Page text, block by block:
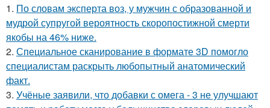
1. По словам эксперта воз, у мужчин с образованной и
мудрой супругой вероятность скоропостижной смерти
якобы на 46% ниже.
2. Специальное сканирование в формате 3D помогло
специалистам раскрыть любопытный анатомический
факт.
3. Учёные заявили, что добавки с омега - 3 не улучшают